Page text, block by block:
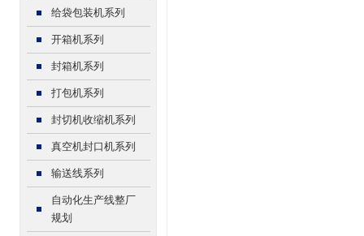
给袋包装机系列
开箱机系列
封箱机系列
打包机系列
封切机收缩机系列
真空机封口机系列
输送线系列
自动化生产线整厂
规划